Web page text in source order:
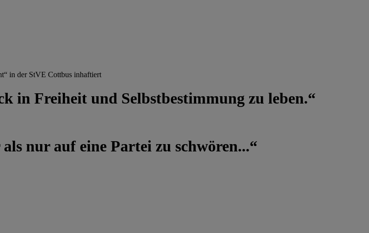
in der StVE Cottbus inhaftiert
in Freiheit und Selbstbestimmung zu leben.“
nur auf eine Partei zu schwören...“